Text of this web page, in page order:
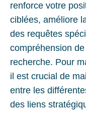
renforce votre
ciblées, améliore
des requêtes
compréhension
recherche. Pour
il est crucial de
entre les
des liens